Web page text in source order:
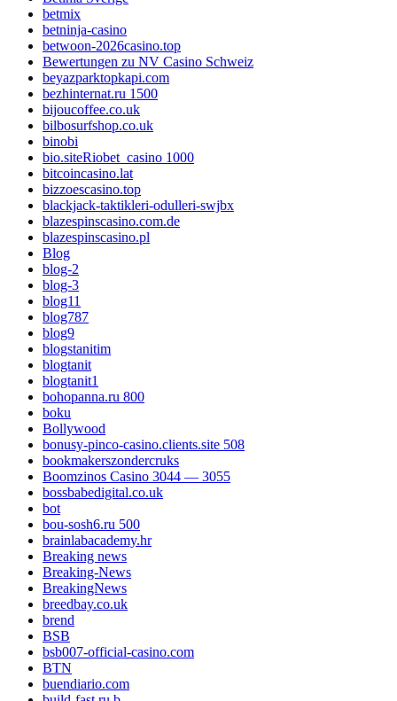
betmix
betninja-casino
betwoon-2026casino.top
Bewertungen zu NV Casino Schweiz
beyazparktopkapi.com
bezhinternat.ru 1500
bijoucoffee.co.uk
bilbosurfshop.co.uk
binobi
bio.siteRiobet_casino 1000
bitcoincasino.lat
bizzoescasino.top
blackjack-taktikleri-odulleri-swjbx
blazespinscasino.com.de
blazespinscasino.pl
Blog
blog-2
blog-3
blog11
blog787
blog9
blogstanitim
blogtanit
blogtanit1
bohopanna.ru 800
boku
Bollywood
bonusy-pinco-casino.clients.site 508
bookmakerszondercruks
Boomzinos Casino 3044 — 3055
bossbabedigital.co.uk
bot
bou-sosh6.ru 500
brainlabacademy.hr
Breaking news
Breaking-News
BreakingNews
breedbay.co.uk
brend
BSB
bsb007-official-casino.com
BTN
buendiario.com